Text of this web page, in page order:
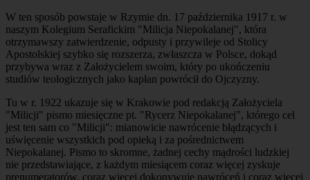
W ten sposób powstaje w Rzymie dn. 17 października 1917 r. w
naszym Kolegium Serafickim "Milicja Niepokalanej", która
otrzymawszy zatwierdzenie, odpusty i przywileje od Stolicy
Apostolskiej szybko się rozszerza, zwłaszcza w Polsce, dokąd
przybywa wraz z Założycielem swoim, który po ukończeniu
studiów teologicznych jako kapłan powrócił do Ojczyzny.
Tu w r. 1922 ukazuje się w Krakowie pod redakcją Założyciela
"Milicji" pismo miesięczne pt. "Rycerz Niepokalanej", którego cel
jest ten sam co "Milicji": mianowicie nawrócenie błądzących i
uświęcenie wszystkich pod opieką i za pośrednictwem
Niepokalanej. Pismo to skromne, żadnej cechy mądrości ludzkiej
nie przedstawiające, z każdym miesiącem coraz więcej zyskuje
prenumeratorów, coraz więcej dokonywuje nawróceń i coraz więcej